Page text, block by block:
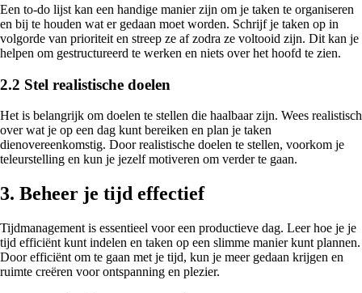
Een to-do lijst kan een handige manier zijn om je taken te organiseren
en bij te houden wat er gedaan moet worden. Schrijf je taken op in
volgorde van prioriteit en streep ze af zodra ze voltooid zijn. Dit kan je
helpen om gestructureerd te werken en niets over het hoofd te zien.
2.2 Stel realistische doelen
Het is belangrijk om doelen te stellen die haalbaar zijn. Wees realistisch
over wat je op een dag kunt bereiken en plan je taken
dienovereenkomstig. Door realistische doelen te stellen, voorkom je
teleurstelling en kun je jezelf motiveren om verder te gaan.
3. Beheer je tijd effectief
Tijdmanagement is essentieel voor een productieve dag. Leer hoe je je
tijd efficiënt kunt indelen en taken op een slimme manier kunt plannen.
Door efficiënt om te gaan met je tijd, kun je meer gedaan krijgen en
ruimte creëren voor ontspanning en plezier.